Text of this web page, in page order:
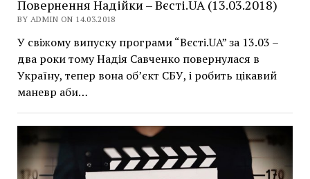
Повернення Надійки – Вєсті.UA (13.03.2018)
BY ADMIN ON 14.03.2018
У свіжому випуску програми “Вєсті.UA” за 13.03 –
два роки тому Надія Савченко повернулася в
Україну, тепер вона об’єкт СБУ, і робить цікавий
маневр аби…